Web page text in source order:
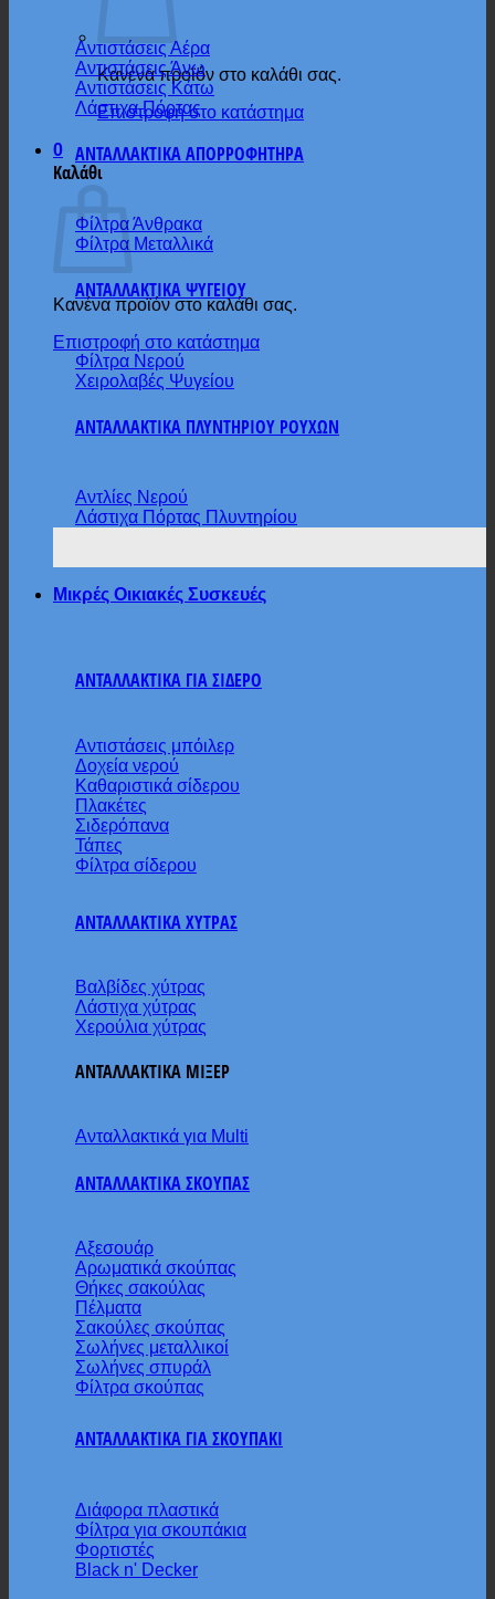
Κανένα προϊόν στο καλάθι σας.
Επιστροφή στο κατάστημα
0
Καλάθι
Κανένα προϊόν στο καλάθι σας.
Επιστροφή στο κατάστημα
Αντιστάσεις Αέρα
Αντιστάσεις Άνω
Αντιστάσεις Κάτω
Λάστιχα Πόρτας
ΑΝΤΑΛΛΑΚΤΙΚΑ ΑΠΟΡΡΟΦΗΤΗΡΑ
Φίλτρα Άνθρακα
Φίλτρα Μεταλλικά
ΑΝΤΑΛΛΑΚΤΙΚΑ ΨΥΓΕΙΟΥ
Φίλτρα Νερού
Χειρολαβές Ψυγείου
ΑΝΤΑΛΛΑΚΤΙΚΑ ΠΛΥΝΤΗΡΙΟΥ ΡΟΥΧΩΝ
Αντλίες Νερού
Λάστιχα Πόρτας Πλυντηρίου
Μικρές Οικιακές Συσκευές
ΑΝΤΑΛΛΑΚΤΙΚΑ ΓΙΑ ΣΙΔΕΡΟ
Αντιστάσεις μπόιλερ
Δοχεία νερού
Καθαριστικά σίδερου
Πλακέτες
Σιδερόπανα
Τάπες
Φίλτρα σίδερου
ΑΝΤΑΛΛΑΚΤΙΚΑ ΧΥΤΡΑΣ
Βαλβίδες χύτρας
Λάστιχα χύτρας
Χερούλια χύτρας
ΑΝΤΑΛΛΑΚΤΙΚΑ ΜΙΞΕΡ
Ανταλλακτικά για Multi
ΑΝΤΑΛΛΑΚΤΙΚΑ ΣΚΟΥΠΑΣ
Αξεσουάρ
Αρωματικά σκούπας
Θήκες σακούλας
Πέλματα
Σακούλες σκούπας
Σωλήνες μεταλλικοί
Σωλήνες σπυράλ
Φίλτρα σκούπας
ΑΝΤΑΛΛΑΚΤΙΚΑ ΓΙΑ ΣΚΟΥΠΑΚΙ
Διάφορα πλαστικά
Φίλτρα για σκουπάκια
Φορτιστές
Black n' Decker